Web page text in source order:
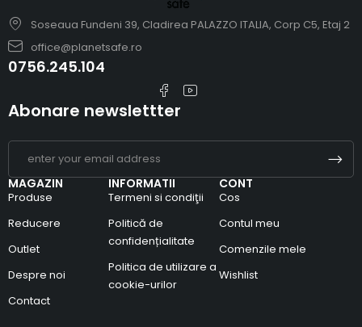
Soseaua Fundeni 39, Cladirea PALAZZO ITALIA, Corp C5, Etaj 2
office@planetsafe.ro
0756.245.104
MAGAZIN
Produse
Reducere
Outlet
Despre noi
Contact
INFORMATII
Termeni si condiţii
Politică de
confidențialitate
Politica de utilizare a
cookie-urilor
CONT
Cos
Contul meu
Comenzile mele
Wishlist
Abonare newslettter